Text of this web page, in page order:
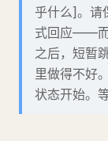
乎什么]。请
式回应——而
之后，短暂
里做得不好
状态开始。